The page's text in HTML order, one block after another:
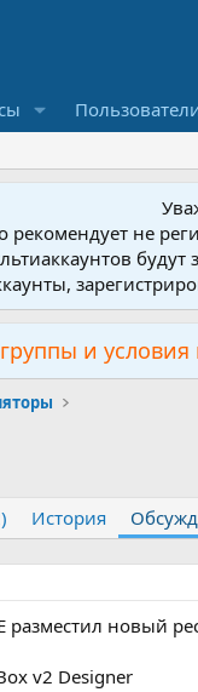
рекомендует не
и
История
разместил новый
v2 Designer